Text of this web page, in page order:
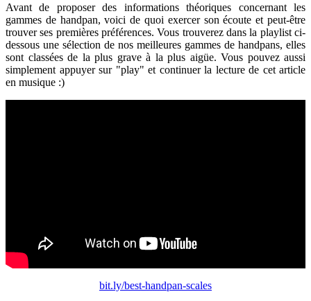
Avant de proposer des informations théoriques concernant les
gammes de handpan, voici de quoi exercer son écoute et peut-être
trouver ses premières préférences. Vous trouverez dans la playlist ci-
dessous une sélection de nos meilleures gammes de handpans, elles
sont classées de la plus grave à la plus aigüe. Vous pouvez aussi
simplement appuyer sur "play" et continuer la lecture de cet article
en musique :)
bit.ly/best-handpan-scales